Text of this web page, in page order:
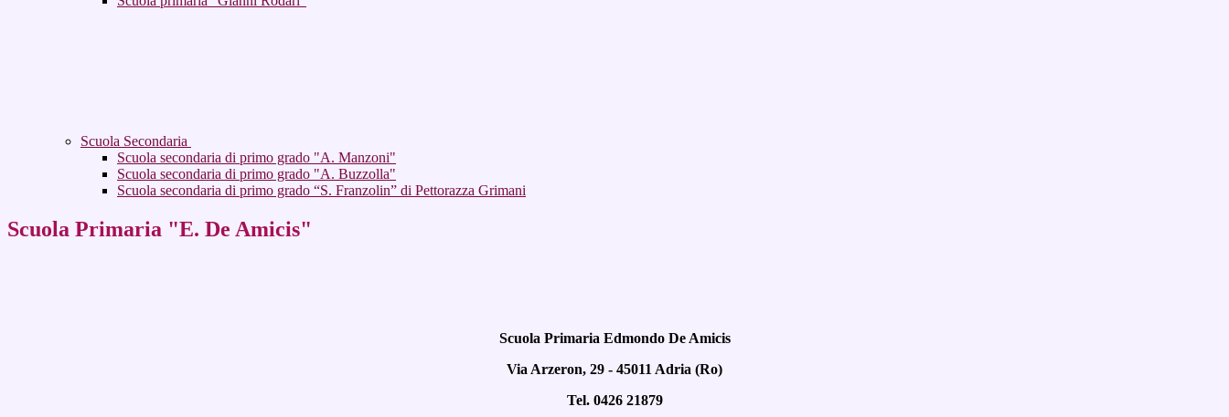
Scuola Secondaria
Scuola secondaria di primo grado "A. Manzoni"
Scuola secondaria di primo grado "A. Buzzolla"
Scuola secondaria di primo grado “S. Franzolin” di Pettorazza Grimani
Scuola Primaria "E. De Amicis"
Scuola Primaria Edmondo De Amicis
Via Arzeron, 29 - 45011 Adria (Ro)
Tel. 0426 21879